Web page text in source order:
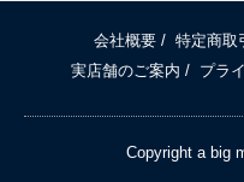
会社概要 / 特定商取
実店舗のご案内 / プラ
Copyright a big